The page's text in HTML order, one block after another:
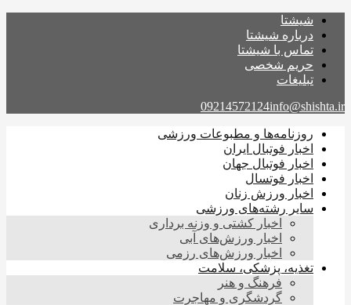
شیشتا
درباره شیشتا
تماس با شیشتا
حریم شخصی
تبلیغات
09214572124info@shishta.ir
روزنامه‌ها و مطبوعات ورزشی
اخبار فوتبال ایران
اخبار فوتبال جهان
اخبار فوتسال
اخبار ورزش زنان
سایر رشته‌های ورزشی
اخبار کشتی و وزنه برداری
اخبار ورزش‌های آبی
اخبار ورزش‌های رزمی
تغذیه، پزشکی، سلامت
فرهنگ و هنر
گردشگری و مهاجرت